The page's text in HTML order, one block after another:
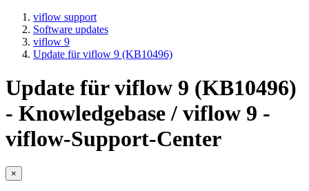
viflow support
Software updates
viflow 9
Update für viflow 9 (KB10496)
Update für viflow 9 (KB10496)
- Knowledgebase / viflow 9 -
viflow-Support-Center
×